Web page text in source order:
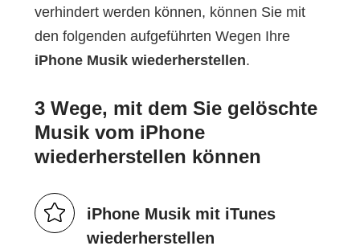
verhindert werden können, können Sie mit
den folgenden aufgeführten Wegen Ihre
iPhone Musik wiederherstellen.
3 Wege, mit dem Sie gelöschte
Musik vom iPhone
wiederherstellen können
iPhone Musik mit iTunes
wiederherstellen